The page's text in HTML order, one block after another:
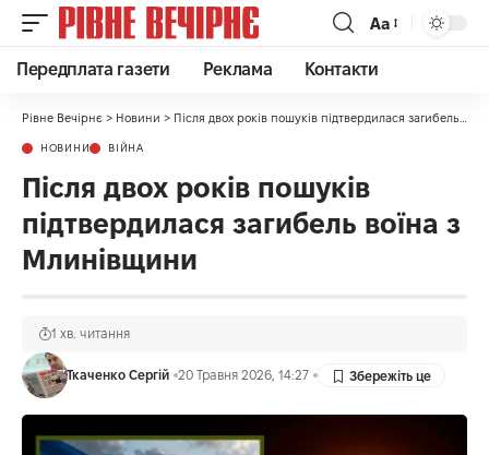
Аа
Передплата газети Реклама Контакти
Рівне Вечірнє > Новини > Після двох років пошуків підтвердилася загибель воїна з Млинівщини
НОВИНИ ВІЙНА
Після двох років пошуків
підтвердилася загибель воїна з
Млинівщини
Ткаченко Сергій 20 Травня 2026, 14:27
1 хв. читання